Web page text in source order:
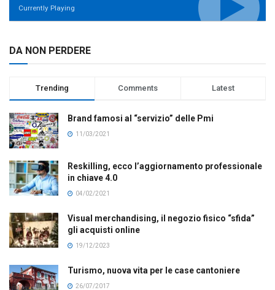
Currently Playing
DA NON PERDERE
Trending Comments Latest
Brand famosi al “servizio” delle Pmi
11/03/2021
Reskilling, ecco l’aggiornamento professionale
in chiave 4.0
04/02/2021
Visual merchandising, il negozio fisico “sfida”
gli acquisti online
19/12/2023
Turismo, nuova vita per le case cantoniere
26/07/2017